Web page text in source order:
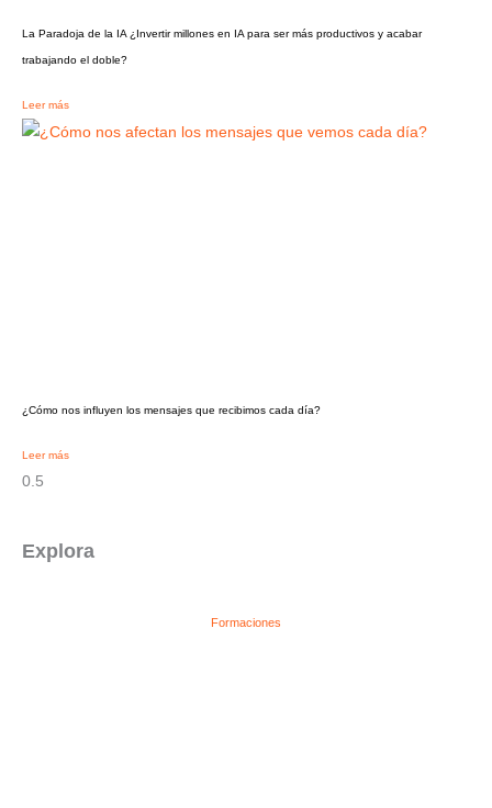
La Paradoja de la IA ¿Invertir millones en IA para ser más productivos y acabar
trabajando el doble?
Leer más
¿Cómo nos influyen los mensajes que recibimos cada día?
Leer más
Explora
Formaciones